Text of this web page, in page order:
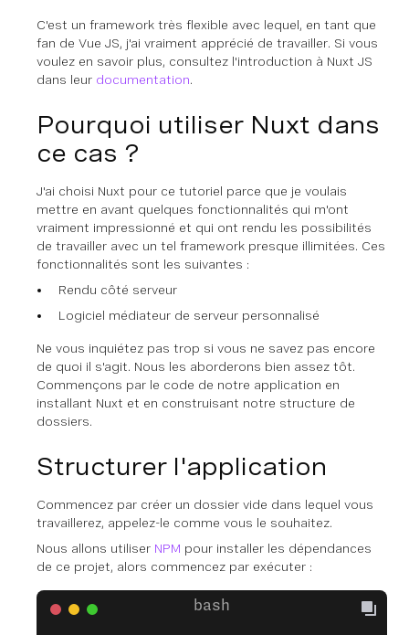
C'est un framework très flexible avec lequel, en tant que
fan de Vue JS, j'ai vraiment apprécié de travailler. Si vous
voulez en savoir plus, consultez l'introduction à Nuxt JS
dans leur documentation.
Pourquoi utiliser Nuxt dans
ce cas ?
J'ai choisi Nuxt pour ce tutoriel parce que je voulais
mettre en avant quelques fonctionnalités qui m'ont
vraiment impressionné et qui ont rendu les possibilités
de travailler avec un tel framework presque illimitées. Ces
fonctionnalités sont les suivantes :
Rendu côté serveur
Logiciel médiateur de serveur personnalisé
Ne vous inquiétez pas trop si vous ne savez pas encore
de quoi il s'agit. Nous les aborderons bien assez tôt.
Commençons par le code de notre application en
installant Nuxt et en construisant notre structure de
dossiers.
Structurer l'application
Commencez par créer un dossier vide dans lequel vous
travaillerez, appelez-le comme vous le souhaitez.
Nous allons utiliser NPM pour installer les dépendances
de ce projet, alors commencez par exécuter :